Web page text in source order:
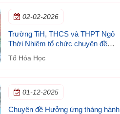
02-02-2026
Trường TiH, THCS và THPT Ngô
Thời Nhiệm tổ chức chuyên đề
Hóa học trong đời sống
Tổ Hóa Học
01-12-2025
Chuyên đề Hưởng ứng tháng hành